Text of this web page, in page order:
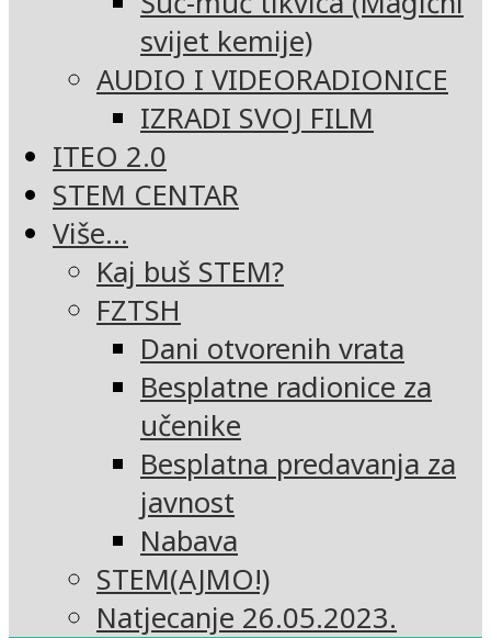
svijet kemije)
AUDIO I VIDEORADIONICE
IZRADI SVOJ FILM
ITEO 2.0
STEM CENTAR
Više…
Kaj buš STEM?
FZTSH
Dani otvorenih vrata
Besplatne radionice za
učenike
Besplatna predavanja za
javnost
Nabava
STEM(AJMO!)
Natjecanje 26.05.2023.